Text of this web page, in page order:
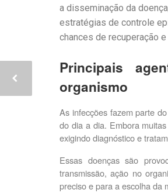
a disseminação da
estratégias de controle
chances de recuperação
Principais
organismo
As infecções fazem parte
do dia a dia. Embora
exigindo diagnóstico e
Essas doenças são
transmissão, ação no
preciso e para a escolha da